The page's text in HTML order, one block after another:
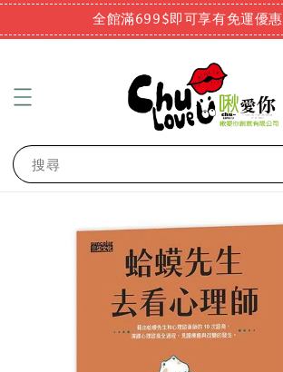
全館滿699$即可享有免運優惠
搜尋